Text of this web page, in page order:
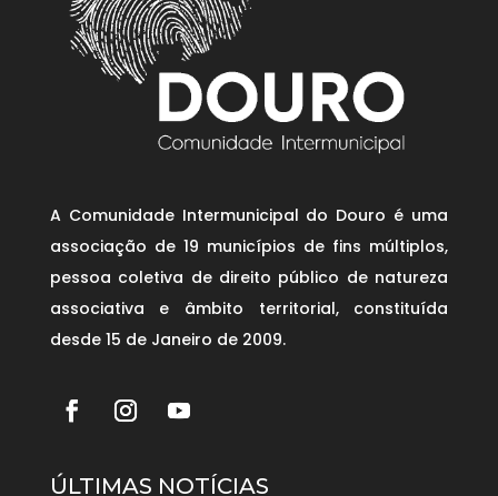
A Comunidade Intermunicipal do Douro é uma
associação de 19 municípios de fins múltiplos,
pessoa coletiva de direito público de natureza
associativa e âmbito territorial, constituída
desde 15 de Janeiro de 2009.
ÚLTIMAS NOTÍCIAS